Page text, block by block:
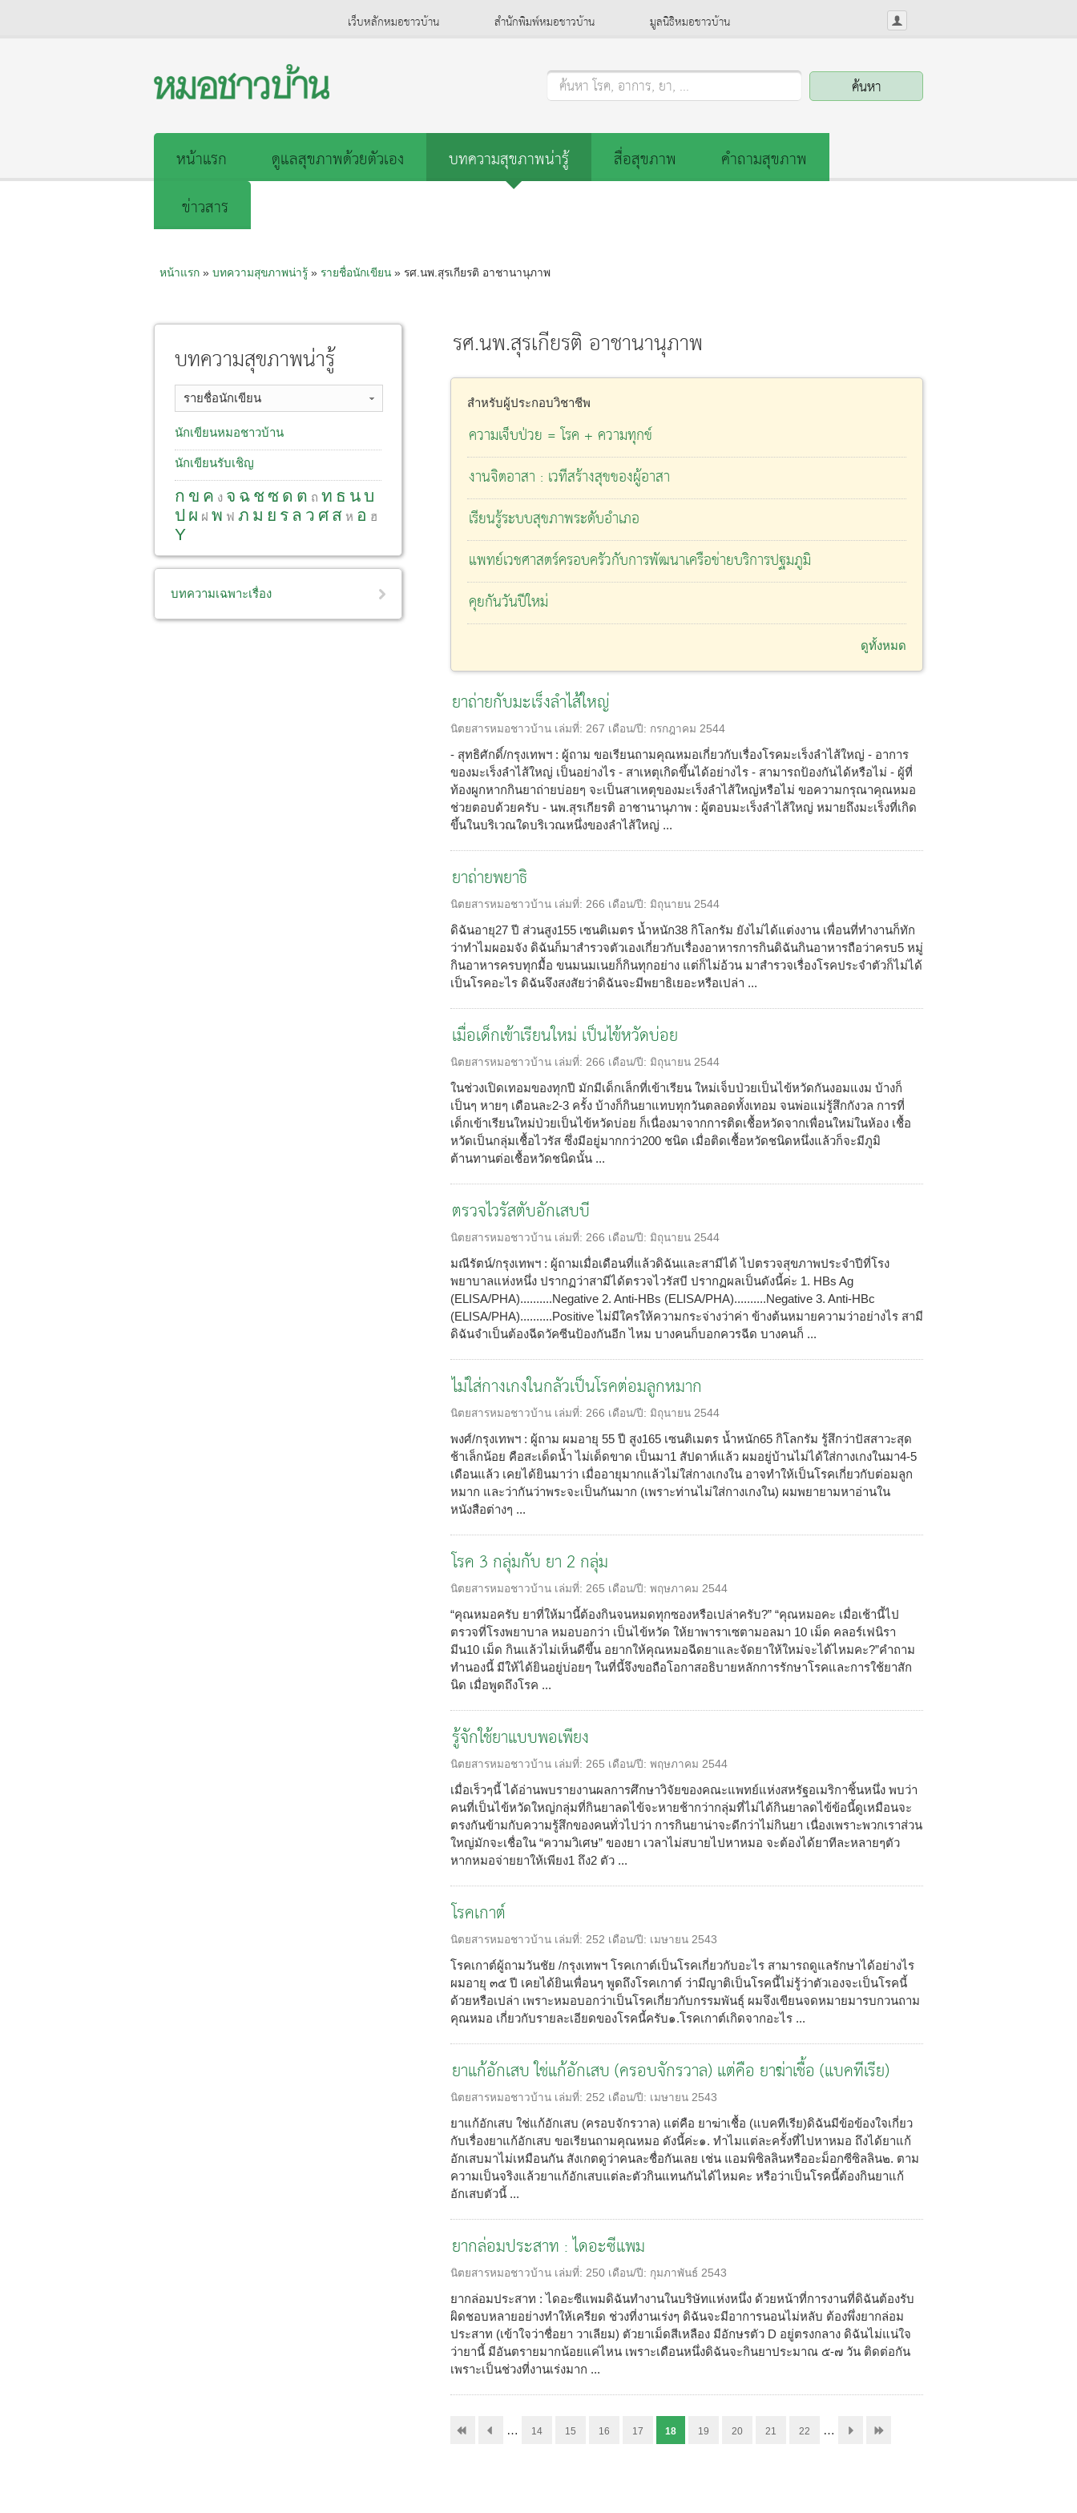
เว็บหลักหมอชาวบ้าน สำนักพิมพ์หมอชาวบ้าน มูลนิธิหมอชาวบ้าน
ค้นหา โรค, อาการ, ยา, ...
หน้าแรก ดูแลสุขภาพด้วยตัวเอง บทความสุขภาพน่ารู้ สื่อสุขภาพ
คำถามสุขภาพ
ข่าวสาร
หน้าแรก» บทความสุขภาพน่ารู้» รายชื่อนักเขียน» รศ.นพ.สุรเกียรติ อาชานานุภาพ
รศ.นพ.สุรเกียรติ อาชานานุภาพ
สำหรับผู้ประกอบวิชาชีพ
ความเจ็บป่วย = โรค + ความทุกข์
งานจิตอาสา : เวทีสร้างสุขของผู้อาสา
เรียนรู้ระบบสุขภาพระดับอำเภอ
แพทย์เวชศาสตร์ครอบครัวกับการพัฒนาเครือข่ายบริการปฐมภูมิ
คุยกันวันปีใหม่
ดูทั้งหมด
ยาถ่ายกับมะเร็งลำไส้ใหญ่
นิตยสารหมอชาวบ้าน เล่มที่: 267 เดือน/ปี: กรกฎาคม 2544
- สุทธิศักดิ์/กรุงเทพฯ : ผู้ถาม ขอเรียนถามคุณหมอเกี่ยวกับเรื่องโรคมะเร็งลำไส้ใหญ่ - อาการ
ของมะเร็งลำไส้ใหญ่ เป็นอย่างไร - สาเหตุเกิดขึ้นได้อย่างไร - สามารถป้องกันได้หรือไม่ - ผู้ที่
ท้องผูกหากกินยาถ่ายบ่อยๆ จะเป็นสาเหตุของมะเร็งลำไส้ใหญ่หรือไม่ ขอความกรุณาคุณหมอ
ช่วยตอบด้วยครับ - นพ.สุรเกียรติ อาชานานุภาพ : ผู้ตอบมะเร็งลำไส้ใหญ่ หมายถึงมะเร็งที่เกิด
ขึ้นในบริเวณใดบริเวณหนึ่งของลำไส้ใหญ่ ...
ยาถ่ายพยาธิ
นิตยสารหมอชาวบ้าน เล่มที่: 266 เดือน/ปี: มิถุนายน 2544
ดิฉันอายุ27 ปี ส่วนสูง155 เซนติเมตร น้ำหนัก38 กิโลกรัม ยังไม่ได้แต่งงาน เพื่อนที่ทำงานก็ทัก
ว่าทำไมผอมจัง ดิฉันก็มาสำรวจตัวเองเกี่ยวกับเรื่องอาหารการกินดิฉันกินอาหารถือว่าครบ5 หมู่
กินอาหารครบทุกมื้อ ขนมนมเนยก็กินทุกอย่าง แต่ก็ไม่อ้วน มาสำรวจเรื่องโรคประจำตัวก็ไม่ได้
เป็นโรคอะไร ดิฉันจึงสงสัยว่าดิฉันจะมีพยาธิเยอะหรือเปล่า ...
เมื่อเด็กเข้าเรียนใหม่ เป็นไข้หวัดบ่อย
นิตยสารหมอชาวบ้าน เล่มที่: 266 เดือน/ปี: มิถุนายน 2544
ในช่วงเปิดเทอมของทุกปี มักมีเด็กเล็กที่เข้าเรียน ใหม่เจ็บป่วยเป็นไข้หวัดกันงอมแงม บ้างก็
เป็นๆ หายๆ เดือนละ2-3 ครั้ง บ้างก็กินยาแทบทุกวันตลอดทั้งเทอม จนพ่อแม่รู้สึกกังวล การที่
เด็กเข้าเรียนใหม่ป่วยเป็นไข้หวัดบ่อย ก็เนื่องมาจากการติดเชื้อหวัดจากเพื่อนใหม่ในห้อง เชื้อ
หวัดเป็นกลุ่มเชื้อไวรัส ซึ่งมีอยู่มากกว่า200 ชนิด เมื่อติดเชื้อหวัดชนิดหนึ่งแล้วก็จะมีภูมิ
ต้านทานต่อเชื้อหวัดชนิดนั้น ...
ตรวจไวรัสตับอักเสบบี
นิตยสารหมอชาวบ้าน เล่มที่: 266 เดือน/ปี: มิถุนายน 2544
มณีรัตน์/กรุงเทพฯ : ผู้ถามเมื่อเดือนที่แล้วดิฉันและสามีได้ ไปตรวจสุขภาพประจำปีที่โรง
พยาบาลแห่งหนึ่ง ปรากฏว่าสามีได้ตรวจไวรัสบี ปรากฏผลเป็นดังนี้ค่ะ 1. HBs Ag
(ELISA/PHA)..........Negative 2. Anti-HBs (ELISA/PHA)..........Negative 3. Anti-HBc
(ELISA/PHA)..........Positive ไม่มีใครให้ความกระจ่างว่าค่า ข้างต้นหมายความว่าอย่างไร สามี
ดิฉันจำเป็นต้องฉีดวัคซีนป้องกันอีก ไหม บางคนก็บอกควรฉีด บางคนก็ ...
ไม่ใส่กางเกงในกลัวเป็นโรคต่อมลูกหมาก
นิตยสารหมอชาวบ้าน เล่มที่: 266 เดือน/ปี: มิถุนายน 2544
พงศ์/กรุงเทพฯ : ผู้ถาม ผมอายุ 55 ปี สูง165 เซนติเมตร น้ำหนัก65 กิโลกรัม รู้สึกว่าปัสสาวะสุด
ช้าเล็กน้อย คือสะเด็ดน้ำ ไม่เด็ดขาด เป็นมา1 สัปดาห์แล้ว ผมอยู่บ้านไม่ได้ใส่กางเกงในมา4-5
เดือนแล้ว เคยได้ยินมาว่า เมื่ออายุมากแล้วไม่ใส่กางเกงใน อาจทำให้เป็นโรคเกี่ยวกับต่อมลูก
หมาก และว่ากันว่าพระจะเป็นกันมาก (เพราะท่านไม่ใส่กางเกงใน) ผมพยายามหาอ่านใน
หนังสือต่างๆ ...
โรค 3 กลุ่มกับ ยา 2 กลุ่ม
นิตยสารหมอชาวบ้าน เล่มที่: 265 เดือน/ปี: พฤษภาคม 2544
“คุณหมอครับ ยาที่ให้มานี้ต้องกินจนหมดทุกซองหรือเปล่าครับ?” “คุณหมอคะ เมื่อเช้านี้ไป
ตรวจที่โรงพยาบาล หมอบอกว่า เป็นไข้หวัด ให้ยาพาราเซตามอลมา 10 เม็ด คลอร์เฟนิรา
มีน10 เม็ด กินแล้วไม่เห็นดีขึ้น อยากให้คุณหมอฉีดยาและจัดยาให้ใหม่จะได้ไหมคะ?”คำถาม
ทำนองนี้ มีให้ได้ยินอยู่บ่อยๆ ในที่นี้จึงขอถือโอกาสอธิบายหลักการรักษาโรคและการใช้ยาสัก
นิด เมื่อพูดถึงโรค ...
รู้จักใช้ยาแบบพอเพียง
นิตยสารหมอชาวบ้าน เล่มที่: 265 เดือน/ปี: พฤษภาคม 2544
เมื่อเร็วๆนี้ ได้อ่านพบรายงานผลการศึกษาวิจัยของคณะแพทย์แห่งสหรัฐอเมริกาชิ้นหนึ่ง พบว่า
คนที่เป็นไข้หวัดใหญ่กลุ่มที่กินยาลดไข้จะหายช้ากว่ากลุ่มที่ไม่ได้กินยาลดไข้ข้อนี้ดูเหมือนจะ
ตรงกันข้ามกับความรู้สึกของคนทั่วไปว่า การกินยาน่าจะดีกว่าไม่กินยา เนื่องเพราะพวกเราส่วน
ใหญ่มักจะเชื่อใน “ความวิเศษ” ของยา เวลาไม่สบายไปหาหมอ จะต้องได้ยาทีละหลายๆตัว
หากหมอจ่ายยาให้เพียง1 ถึง2 ตัว ...
โรคเกาต์
นิตยสารหมอชาวบ้าน เล่มที่: 252 เดือน/ปี: เมษายน 2543
โรคเกาต์ผู้ถามวันชัย /กรุงเทพฯ โรคเกาต์เป็นโรคเกี่ยวกับอะไร สามารถดูแลรักษาได้อย่างไร
ผมอายุ ๓๕ ปี เคยได้ยินเพื่อนๆ พูดถึงโรคเกาต์ ว่ามีญาติเป็นโรคนี้ไม่รู้ว่าตัวเองจะเป็นโรคนี้
ด้วยหรือเปล่า เพราะหมอบอกว่าเป็นโรคเกี่ยวกับกรรมพันธุ์ ผมจึงเขียนจดหมายมารบกวนถาม
คุณหมอ เกี่ยวกับรายละเอียดของโรคนี้ครับ๑.โรคเกาต์เกิดจากอะไร ...
ยาแก้อักเสบ ใช่แก้อักเสบ (ครอบจักรวาล) แต่คือ ยาฆ่าเชื้อ (แบคทีเรีย)
นิตยสารหมอชาวบ้าน เล่มที่: 252 เดือน/ปี: เมษายน 2543
ยาแก้อักเสบ ใช่แก้อักเสบ (ครอบจักรวาล) แต่คือ ยาฆ่าเชื้อ (แบคทีเรีย)ดิฉันมีข้อข้องใจเกี่ยว
กับเรื่องยาแก้อักเสบ ขอเรียนถามคุณหมอ ดังนี้ค่ะ๑. ทำไมแต่ละครั้งที่ไปหาหมอ ถึงได้ยาแก้
อักเสบมาไม่เหมือนกัน สังเกตดูว่าคนละชื่อกันเลย เช่น แอมพิซิลลินหรืออะม็อกซีซิลลิน๒. ตาม
ความเป็นจริงแล้วยาแก้อักเสบแต่ละตัวกินแทนกันได้ไหมคะ หรือว่าเป็นโรคนี้ต้องกินยาแก้
อักเสบตัวนี้ ...
ยากล่อมประสาท : ไดอะซีแพม
นิตยสารหมอชาวบ้าน เล่มที่: 250 เดือน/ปี: กุมภาพันธ์ 2543
ยากล่อมประสาท : ไดอะซีแพมดิฉันทำงานในบริษัทแห่งหนึ่ง ด้วยหน้าที่การงานที่ดิฉันต้องรับ
ผิดชอบหลายอย่างทำให้เครียด ช่วงที่งานเร่งๆ ดิฉันจะมีอาการนอนไม่หลับ ต้องพึ่งยากล่อม
ประสาท (เข้าใจว่าชื่อยา วาเลียม) ตัวยาเม็ดสีเหลือง มีอักษรตัว D อยู่ตรงกลาง ดิฉันไม่แน่ใจ
ว่ายานี้ มีอันตรายมากน้อยแค่ไหน เพราะเดือนหนึ่งดิฉันจะกินยาประมาณ ๕-๗ วัน ติดต่อกัน
เพราะเป็นช่วงที่งานเร่งมาก ...
… 14 15 16 17 18 19 20 21 22 …
บทความสุขภาพน่ารู้
รายชื่อนักเขียน
นักเขียนหมอชาวบ้าน
นักเขียนรับเชิญ
ก ข ค ง จ ฉ ชซ ด ต ถ ท ธ นบ
ป ผ ฝ พ ฟ ภ ม ย ร ล ว ศ ส ห อ ฮ
Y
บทความเฉพาะเรื่อง